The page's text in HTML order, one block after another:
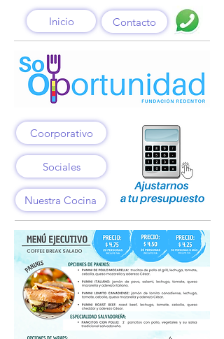
Inicio Contacto
Coorporativo
Sociales
Nuestra Cocina